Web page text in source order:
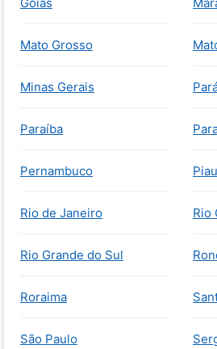
Mato Grosso
Minas Gerais
Paraíba
Pernambuco
Rio de Janeiro Rio
Rio Grande do Sul
Roraima
São Paulo